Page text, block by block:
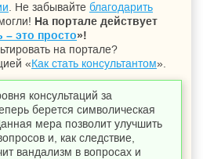
. Не забывайте благодарить
На портале действует
– это просто»!
на портале?
«Как стать консультантом».
консультаций за
берется символическая
мера позволит улучшить
и, как следствие,
вандализм в вопросах и